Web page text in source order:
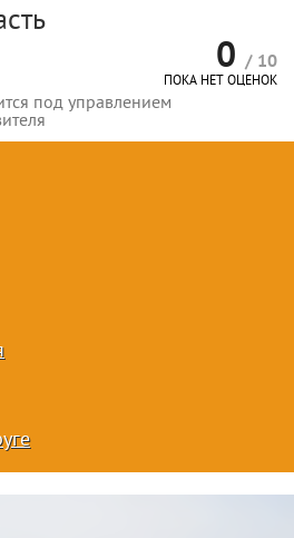
0 / 10
ПОКА НЕТ ОЦЕНОК
под управлением